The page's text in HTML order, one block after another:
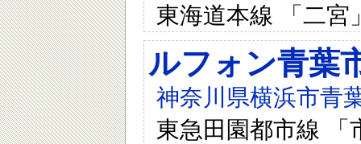
東海道本線 「二宮
ルフォン青葉
神奈川県横浜市青
東急田園都市線 「